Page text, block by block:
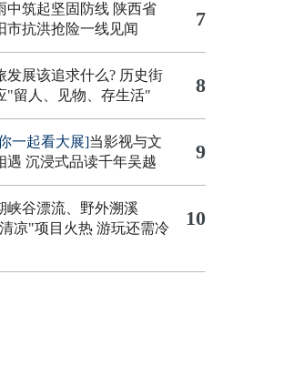
中筑起坚固防线 陕西省
市抗洪抢险一线见闻
7
发展该追求什么? 历史街
"留人、见物、存生活"
8
一起看大展]当影视与文
遇 沉浸式品读千年吴越
9
峡谷漂流、野外溯溪
凉"项目火热 游玩还需冷
10